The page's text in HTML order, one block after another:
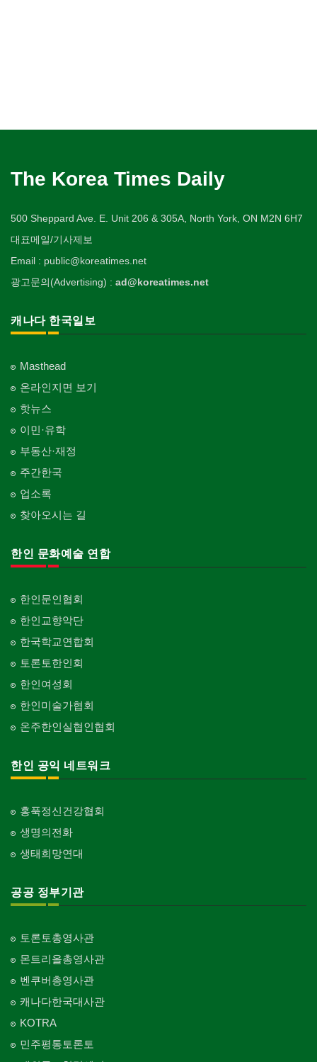
The Korea Times Daily
500 Sheppard Ave. E. Unit 206 & 305A, North York, ON M2N 6H7
대표메일/기사제보
Email : public@koreatimes.net
광고문의(Advertising) : ad@koreatimes.net
캐나다 한국일보
Masthead
온라인지면 보기
핫뉴스
이민·유학
부동산·재정
주간한국
업소록
찾아오시는 길
한인 문화예술 연합
한인문인협회
한인교향악단
한국학교연합회
토론토한인회
한인여성회
한인미술가협회
온주한인실협인협회
한인 공익 네트워크
홍푹정신건강협회
생명의전화
생태희망연대
공공 정부기관
토론토총영사관
몬트리올총영사관
벤쿠버총영사관
캐나다한국대사관
KOTRA
민주평통토론토